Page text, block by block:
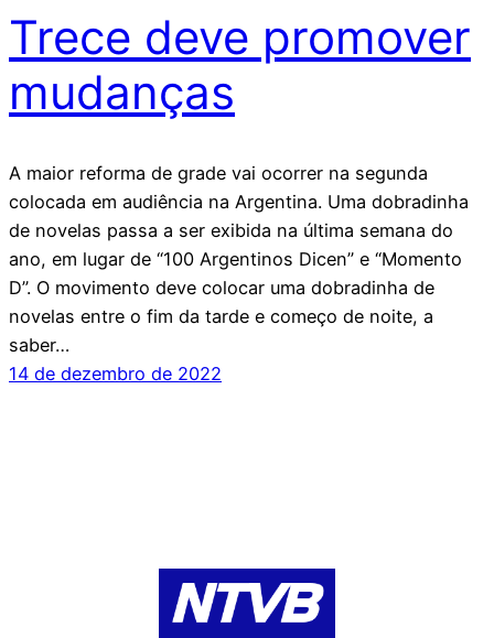
Trece deve promover
mudanças
A maior reforma de grade vai ocorrer na segunda
colocada em audiência na Argentina. Uma dobradinha
de novelas passa a ser exibida na última semana do
ano, em lugar de “100 Argentinos Dicen” e “Momento
D”. O movimento deve colocar uma dobradinha de
novelas entre o fim da tarde e começo de noite, a
saber…
14 de dezembro de 2022